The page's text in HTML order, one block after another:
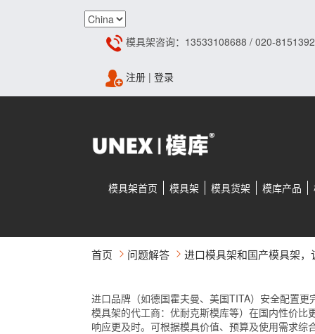
模具架咨询：13533108688 / 020-
注册 | 登录
模具架首页 模具架 模具货架 模库产品
首页 问题解答 进口模具架和国产模具架，
进口品牌（如德国霍夫曼、美国TITA）安全配置
模具架的代工商：优耐克斯模库等）在国内性价
响应更及时。可根据模具价值、预算及使用需求